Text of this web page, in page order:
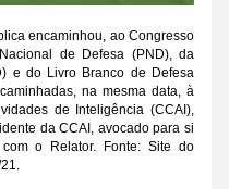
encaminhou, ao Congresso
de Defesa (PND), da
e do Livro Branco de Defesa
na mesma data, à
de Inteligência (CCAI),
da CCAI, avocado para si
o Relator. Fonte: Site do